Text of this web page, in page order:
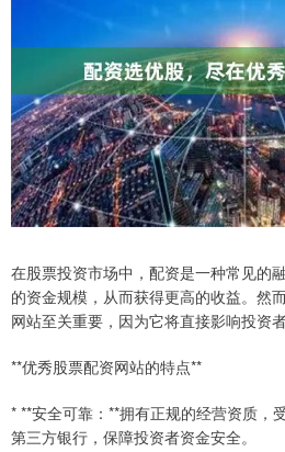
在股票投资市场中，配资是一种常见的
的资金规模，从而获得更高的收益。然
网站至关重要，因为它将直接影响投资
**优秀股票配资网站的特点**
* **安全可靠：**拥有正规的经营资质，
第三方银行，保障投资者资金安全。